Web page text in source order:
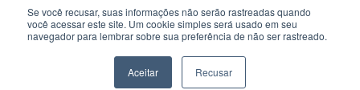
Se você recusar, suas informações não serão rastreadas quando
você acessar este site. Um cookie simples será usado em seu
navegador para lembrar sobre sua preferência de não ser rastreado.
Aceitar Recusar
Política de privacidade